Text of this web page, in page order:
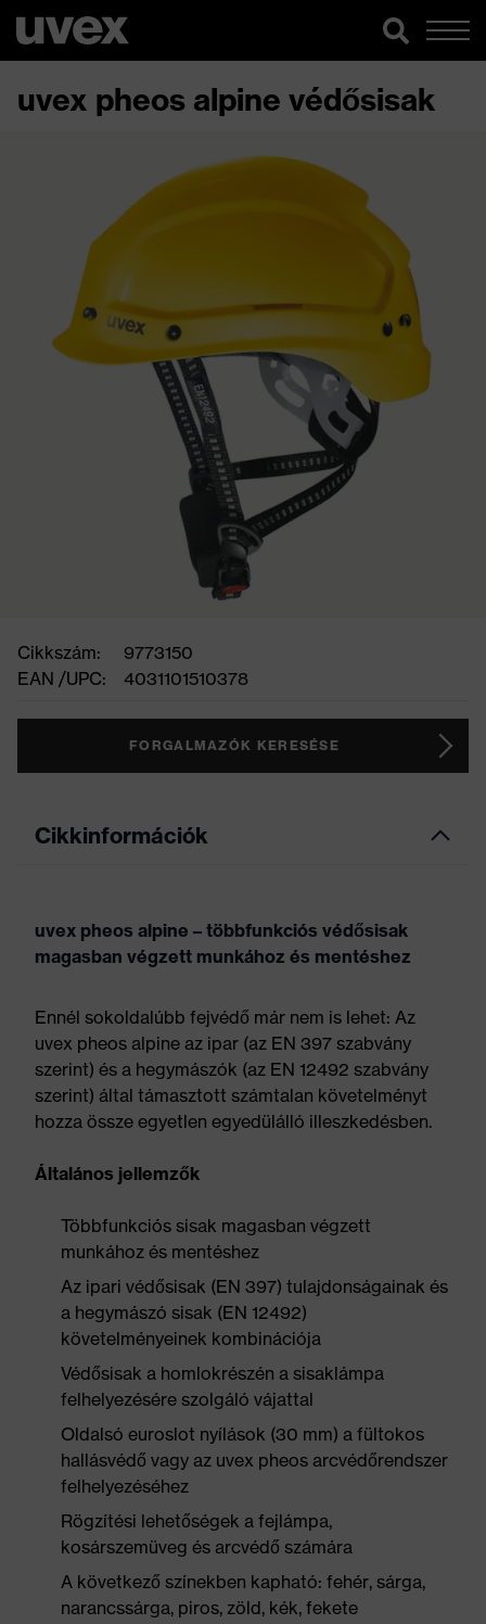
uvex pheos alpine védősisak
Cikkszám:
9773150
EAN /UPC:
4031101510378
FORGALMAZÓK KERESÉSE
Cikkinformációk
uvex pheos alpine – többfunkciós védősisak
magasban végzett munkához és mentéshez
Ennél sokoldalúbb fejvédő már nem is lehet: Az
uvex pheos alpine az ipar (az EN 397 szabvány
szerint) és a hegymászók (az EN 12492 szabvány
szerint) által támasztott számtalan követelményt
hozza össze egyetlen egyedülálló illeszkedésben.
Általános jellemzők
Többfunkciós sisak magasban végzett
munkához és mentéshez
Az ipari védősisak (EN 397) tulajdonságainak és
a hegymászó sisak (EN 12492)
követelményeinek kombinációja
Védősisak a homlokrészén a sisaklámpa
felhelyezésére szolgáló vájattal
Oldalsó euroslot nyílások (30 mm) a fültokos
hallásvédő vagy az uvex pheos arcvédőrendszer
felhelyezéséhez
Rögzítési lehetőségek a fejlámpa,
kosárszemüveg és arcvédő számára
A következő színekben kapható: fehér, sárga,
narancssárga, piros, zöld, kék, fekete